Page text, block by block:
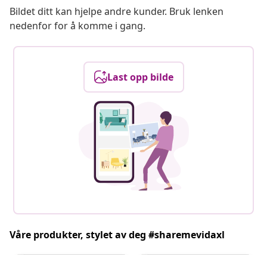
Bildet ditt kan hjelpe andre kunder. Bruk lenken
nedenfor for å komme i gang.
Last opp bilde
Våre produkter, stylet av deg #sharemevidaxl